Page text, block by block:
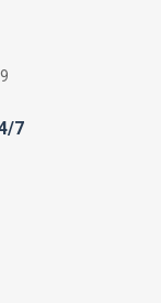
7